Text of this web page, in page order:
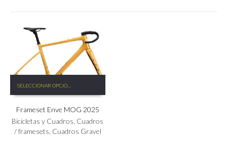
SELECCIONAR OPCIONES
producto
múltiples
variantes.
Las
Frameset Enve MOG 2025
Bicicletas y Cuadros, Cuadros
/ framesets, Cuadros Gravel